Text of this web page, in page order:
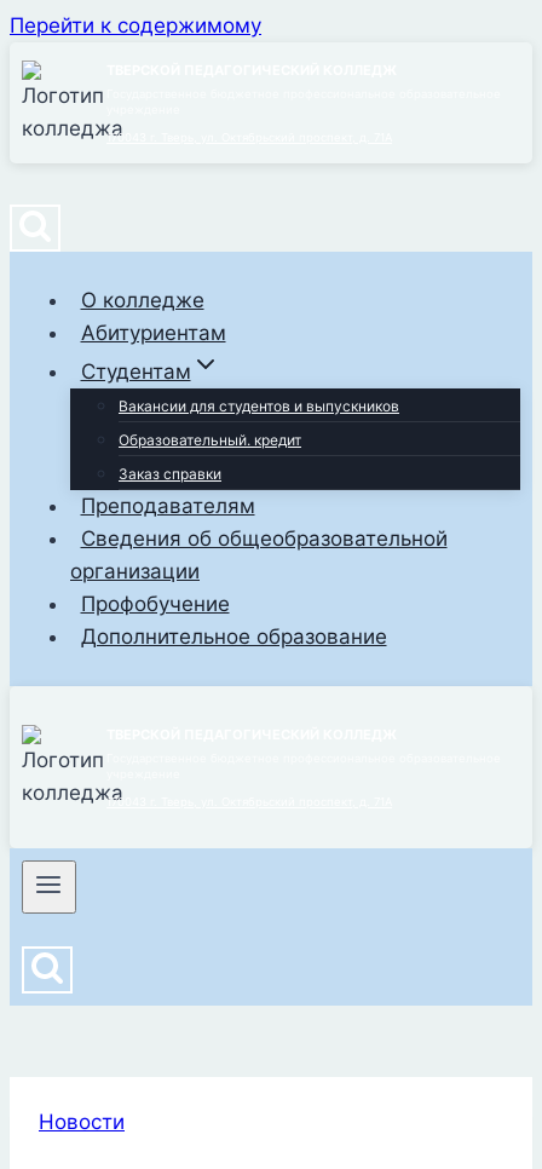
Перейти к содержимому
170043 г. Тверь, ул. Октябрьский проспект, д. 71А
О колледже
Абитуриентам
Студентам
Вакансии для студентов и выпускников
Образовательный. кредит
Заказ справки
Преподавателям
Сведения об общеобразовательной
организации
Профобучение
Дополнительное образование
170043 г. Тверь, ул. Октябрьский проспект, д. 71А
Новости